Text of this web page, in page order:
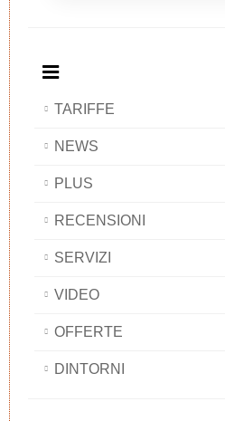
TARIFFE
NEWS
PLUS
RECENSIONI
SERVIZI
VIDEO
OFFERTE
DINTORNI